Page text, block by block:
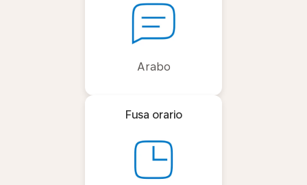
Arabo
Fusa orario